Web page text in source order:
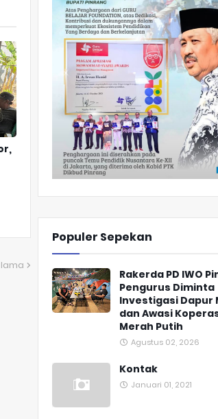
Populer Sepekan
Rakerda PD IWO
Pengurus Diminta
Investigasi Dapur
dan Awasi
Merah Putih
Agustus 02, 2026
Kontak
Januari 01, 2021